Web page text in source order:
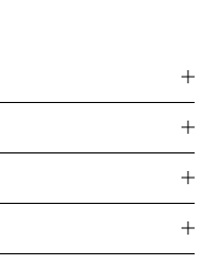
掃除機
デスクライト